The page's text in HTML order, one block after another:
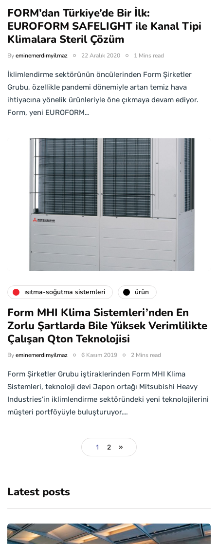
FORM’dan Türkiye’de Bir İlk:
EUROFORM SAFELIGHT ile Kanal Tipi
Klimalara Steril Çözüm
Byeminemerdimyilmaz 22 Aralık 2020 1 Mins read
İklimlendirme sektörünün öncülerinden Form Şirketler
Grubu, özellikle pandemi dönemiyle artan temiz hava
ihtiyacına yönelik ürünleriyle öne çıkmaya devam ediyor.
Form, yeni EUROFORM…
isıtma-soğutma sistemleri ürün
Form MHI Klima Sistemleri’nden En
Zorlu Şartlarda Bile Yüksek Verimlilikte
Çalışan Qton Teknolojisi
Byeminemerdimyilmaz 6 Kasım 2019 2 Mins read
Form Şirketler Grubu iştiraklerinden Form MHI Klima
Sistemleri, teknoloji devi Japon ortağı Mitsubishi Heavy
Industries’in iklimlendirme sektöründeki yeni teknolojilerini
müşteri portföyüyle buluşturuyor….
1 2 »
Latest posts